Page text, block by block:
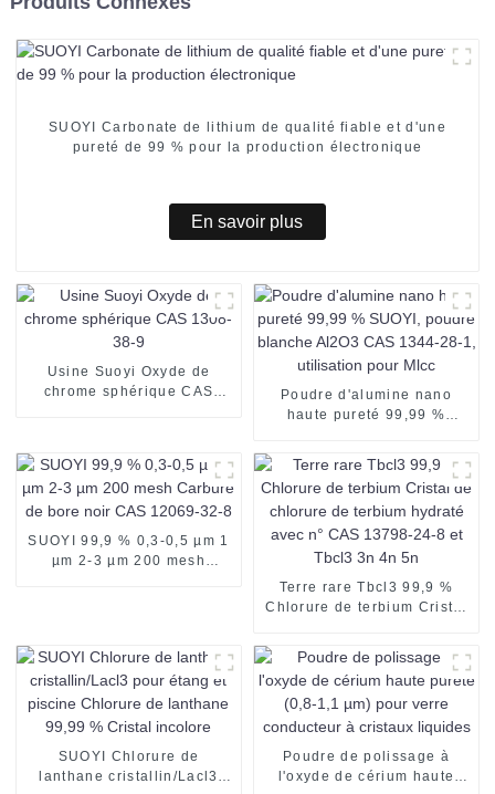
SUOYI Carbonate de lithium de qualité fiable et d'une
pureté de 99 % pour la production électronique
En savoir plus
Usine Suoyi Oxyde de
chrome sphérique CAS
Poudre d'alumine nano
haute pureté 99,99 %
utilisation pour Mlcc
SUOYI 99,9 % 0,3-0,5 µm 1
µm 2-3 µm 200 mesh
Terre rare Tbcl3 99,9 %
Chlorure de terbium Cristal
13798-24-8 et Tbcl3 3n 4n
5n
SUOYI Chlorure de
lanthane cristallin/Lacl3
Poudre de polissage à
l'oxyde de cérium haute